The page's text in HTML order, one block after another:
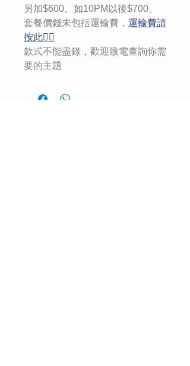
另加$600。如10PM以後$700。
套餐價錢未包括運輸費， 運輸費請
按此👉🏻
款式不能盡錄，歡迎致電查詢你需
要的主題